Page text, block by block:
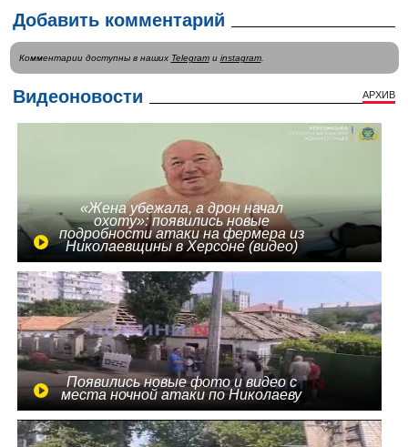
Добавить комментарий
Комментарии доступны в наших Telegramи instagram.
Видеоновости АРХИВ
«Жена убежала, а дрон начал
охоту»: появились новые
подробности атаки на фермера из
Николаевщины в Херсоне (видео)
Появились новые фото и видео с
места ночной атаки по Николаеву